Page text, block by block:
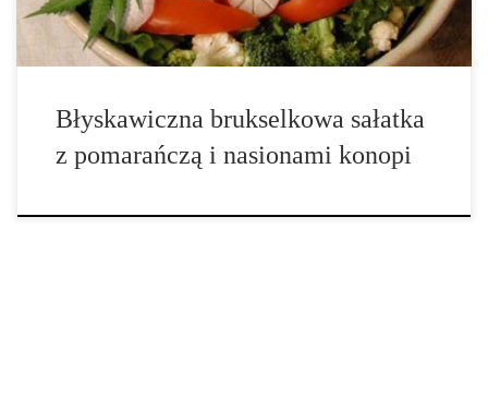
Błyskawiczna brukselkowa sałatka
z pomarańczą i nasionami konopi